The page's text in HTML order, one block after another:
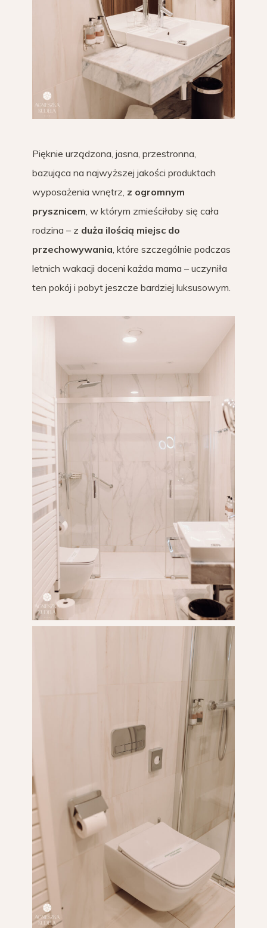
Pięknie urządzona, jasna, przestronna,
bazująca na najwyższej jakości produktach
wyposażenia wnętrz, z ogromnym
prysznicem , w którym zmieściłaby się cała
rodzina – z duża ilością miejsc do
przechowywania , które szczególnie podczas
letnich wakacji doceni każda mama – uczyniła
ten pokój i pobyt jeszcze bardziej luksusowym.